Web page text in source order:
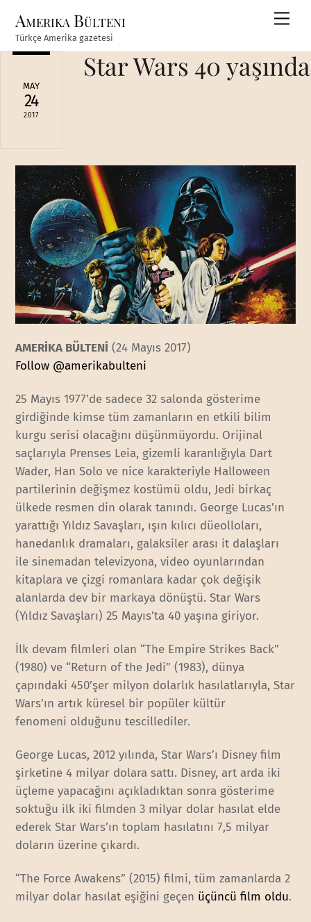
content
Amerika Bülteni
Türkçe Amerika gazetesi
MAY
24
2017
Star Wars 40 yaşında
AMERİKA BÜLTENİ (24 Mayıs 2017)
Follow @amerikabulteni
25 Mayıs 1977’de sadece 32 salonda gösterime
girdiğinde kimse tüm zamanların en etkili bilim
kurgu serisi olacağını düşünmüyordu. Orijinal
saçlarıyla Prenses Leia, gizemli karanlığıyla Dart
Wader, Han Solo ve nice karakteriyle Halloween
partilerinin değişmez kostümü oldu, Jedi birkaç
ülkede resmen din olarak tanındı. George Lucas’ın
yarattığı Yıldız Savaşları, ışın kılıcı düeolloları,
hanedanlık dramaları, galaksiler arası it dalaşları
ile sinemadan televizyona, video oyunlarından
kitaplara ve çizgi romanlara kadar çok değişik
alanlarda dev bir markaya dönüştü. Star Wars
(Yıldız Savaşları) 25 Mayıs’ta 40 yaşına giriyor.
İlk devam filmleri olan “The Empire Strikes Back”
(1980) ve “Return of the Jedi” (1983), dünya
çapındaki 450’şer milyon dolarlık hasılatlarıyla, Star
Wars’ın artık küresel bir popüler kültür
fenomeni olduğunu tescillediler.
George Lucas, 2012 yılında, Star Wars’ı Disney film
şirketine 4 milyar dolara sattı. Disney, art arda iki
üçleme yapacağını açıkladıktan sonra gösterime
soktuğu ilk iki filmden 3 milyar dolar hasılat elde
ederek Star Wars’ın toplam hasılatını 7,5 milyar
doların üzerine çıkardı.
“The Force Awakens” (2015) filmi, tüm zamanlarda 2
milyar dolar hasılat eşiğini geçen üçüncü film oldu.